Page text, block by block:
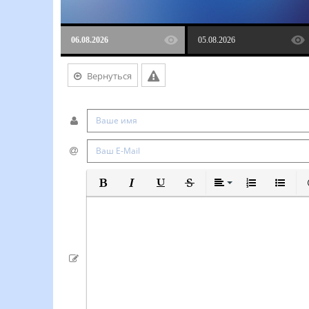
06.08.2026 05.08.2026
Вернуться
Полужирный
КурсивПодчеркнутый
ЗачеркнутыйВыравнивание